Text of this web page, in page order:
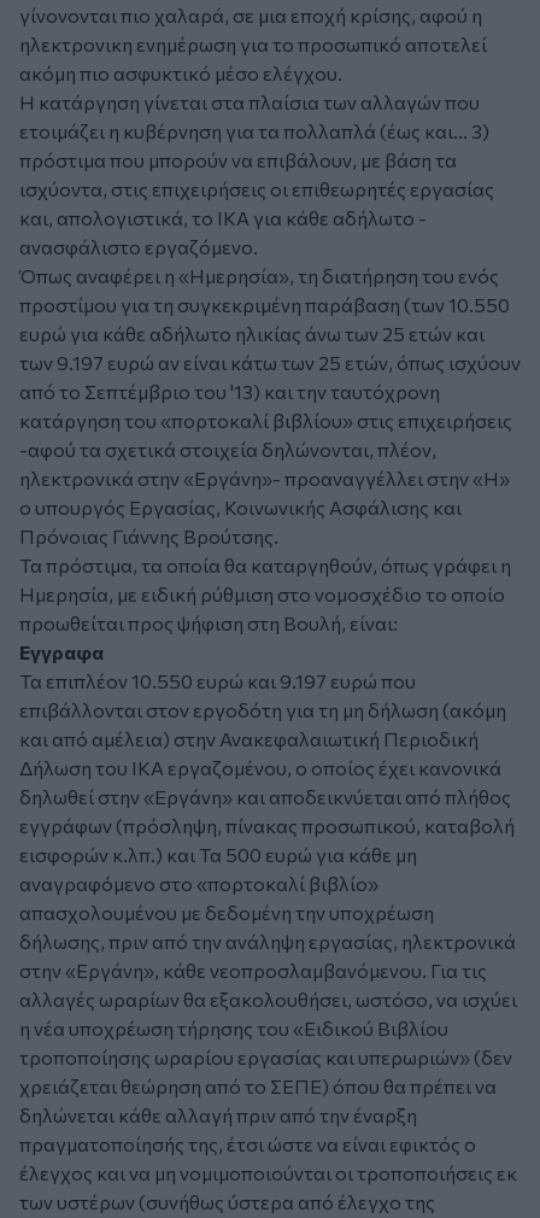
γίνονονται πιο χαλαρά, σε μια εποχή κρίσης, αφού η
ηλεκτρονικη ενημέρωση για το προσωπικό αποτελεί
ακόμη πιο ασφυκτικό μέσο ελέγχου.
Η κατάργηση γίνεται στα πλαίσια των αλλαγών που
ετοιμάζει η κυβέρνηση για τα πολλαπλά (έως και... 3)
πρόστιμα που μπορούν να επιβάλουν, με βάση τα
ισχύοντα, στις επιχειρήσεις οι επιθεωρητές εργασίας
και, απολογιστικά, το ΙΚΑ για κάθε αδήλωτο -
ανασφάλιστο εργαζόμενο.
Όπως αναφέρει η «Ημερησία», τη διατήρηση του ενός
προστίμου για τη συγκεκριμένη παράβαση (των 10.550
ευρώ για κάθε αδήλωτο ηλικίας άνω των 25 ετών και
των 9.197 ευρώ αν είναι κάτω των 25 ετών, όπως ισχύουν
από το Σεπτέμβριο του '13) και την ταυτόχρονη
κατάργηση του «πορτοκαλί βιβλίου» στις επιχειρήσεις
-αφού τα σχετικά στοιχεία δηλώνονται, πλέον,
ηλεκτρονικά στην «Εργάνη»- προαναγγέλλει στην «Η»
ο υπουργός Εργασίας, Κοινωνικής Ασφάλισης και
Πρόνοιας Γιάννης Βρούτσης.
Τα πρόστιμα, τα οποία θα καταργηθούν, όπως γράφει η
Ημερησία, με ειδική ρύθμιση στο νομοσχέδιο το οποίο
προωθείται προς ψήφιση στη Βουλή, είναι:
Εγγραφα
Τα επιπλέον 10.550 ευρώ και 9.197 ευρώ που
επιβάλλονται στον εργοδότη για τη μη δήλωση (ακόμη
και από αμέλεια) στην Ανακεφαλαιωτική Περιοδική
Δήλωση του ΙΚΑ εργαζομένου, ο οποίος έχει κανονικά
δηλωθεί στην «Εργάνη» και αποδεικνύεται από πλήθος
εγγράφων (πρόσληψη, πίνακας προσωπικού, καταβολή
εισφορών κ.λπ.) και Τα 500 ευρώ για κάθε μη
αναγραφόμενο στο «πορτοκαλί βιβλίο»
απασχολουμένου με δεδομένη την υποχρέωση
δήλωσης, πριν από την ανάληψη εργασίας, ηλεκτρονικά
στην «Εργάνη», κάθε νεοπροσλαμβανόμενου. Για τις
αλλαγές ωραρίων θα εξακολουθήσει, ωστόσο, να ισχύει
η νέα υποχρέωση τήρησης του «Ειδικού Βιβλίου
τροποποίησης ωραρίου εργασίας και υπερωριών» (δεν
χρειάζεται θεώρηση από το ΣΕΠΕ) όπου θα πρέπει να
δηλώνεται κάθε αλλαγή πριν από την έναρξη
πραγματοποίησής της, έτσι ώστε να είναι εφικτός ο
έλεγχος και να μη νομιμοποιούνται οι τροποποιήσεις εκ
των υστέρων (συνήθως ύστερα από έλεγχο της